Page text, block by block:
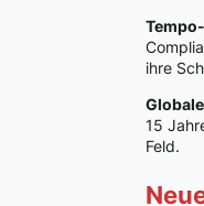
ihre
15
Feld.